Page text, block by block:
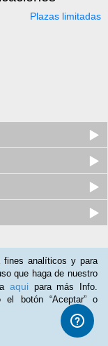
Plazas limitadas
el mundo de
fines analíticos y para
que haga de nuestro
aqui para más Info.
el botón “Aceptar” o